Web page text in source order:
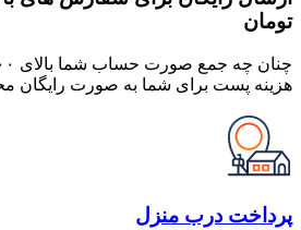
تومان
هزینه پست برای شما به صورت رایگان
پرداخت درب منزل